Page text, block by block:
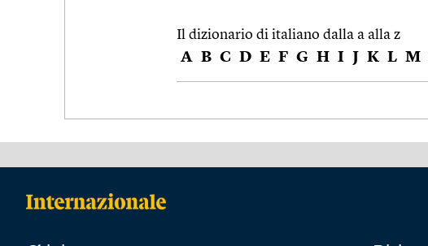
Il dizionario di italiano dalla a alla z
A B C D E F G H I J K L M